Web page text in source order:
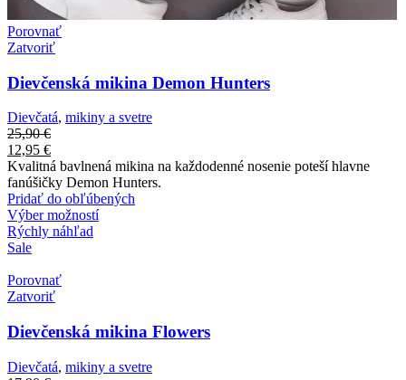
Porovnať
Zatvoriť
Dievčenská mikina Demon Hunters
Dievčatá, mikiny a svetre
25,90€
12,95 €
Kvalitná bavlnená mikina na každodenné nosenie poteší hlavne
fanúšičky Demon Hunters.
Pridať do obľúbených
Výber možností
Rýchly náhľad
Sale
Porovnať
Zatvoriť
Dievčenská mikina Flowers
Dievčatá, mikiny a svetre